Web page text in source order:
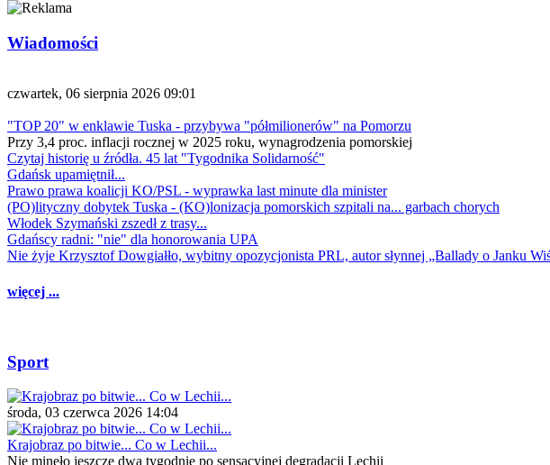
Wiadomości
czwartek, 06 sierpnia 2026 09:01
"TOP 20" w enklawie Tuska - przybywa "półmilionerów" na Pomorzu
Przy 3,4 proc. inflacji rocznej w 2025 roku, wynagrodzenia pomorskiej
Czytaj historię u źródła. 45 lat "Tygodnika Solidarność"
Gdańsk upamiętnił...
Prawo prawa koalicji KO/PSL - wyprawka last minute dla minister
(PO)lityczny dobytek Tuska - (KO)lonizacja pomorskich szpitali na... garbach chorych
Włodek Szymański zszedł z trasy...
Gdańscy radni: "nie" dla honorowania UPA
Nie żyje Krzysztof Dowgiałło, wybitny opozycjonista PRL, autor słynnej „Ballady o Janku
więcej ...
Sport
środa, 03 czerwca 2026 14:04
Krajobraz po bitwie... Co w Lechii...
Nie minęło jeszcze dwa tygodnie po sensacyjnej degradacji Lechii